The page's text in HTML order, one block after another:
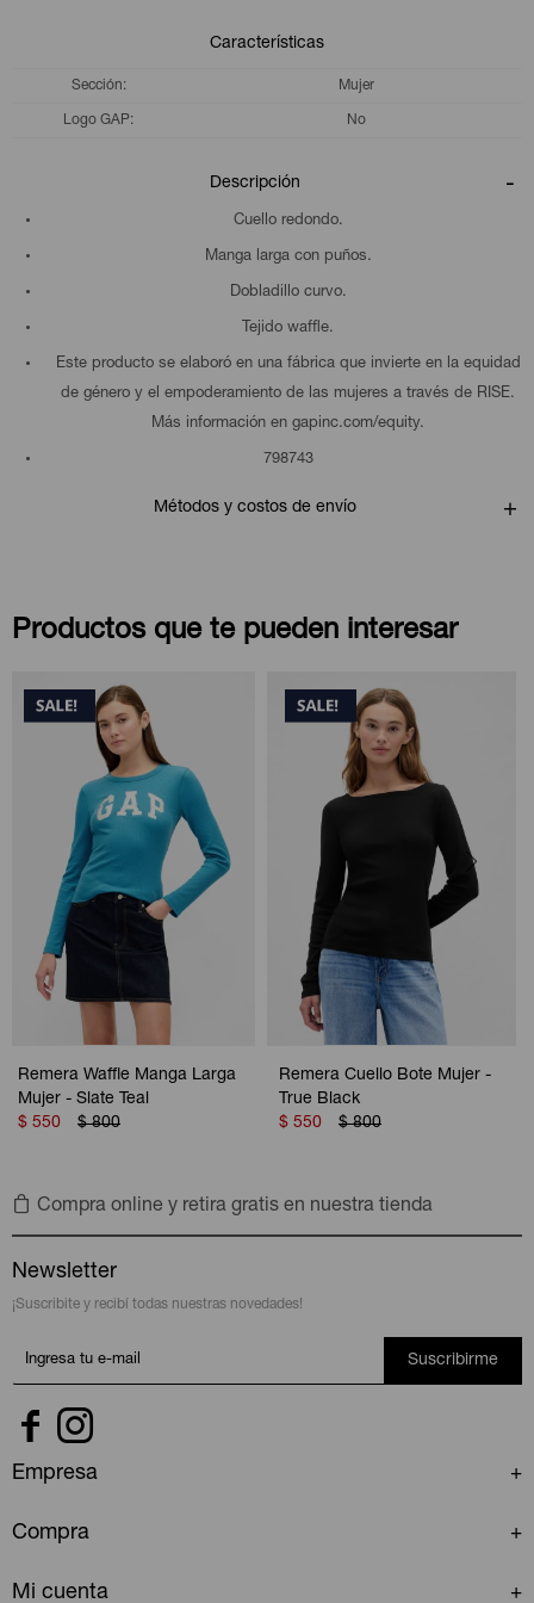
Características
Sección Mujer
Logo GAP No
Descripción
Cuello redondo.
Manga larga con puños.
Dobladillo curvo.
Tejido waffle.
Este producto se elaboró en una fábrica que invierte en la equidad
de género y el empoderamiento de las mujeres a través de RISE.
Más información en gapinc.com/equity.
798743
Métodos y costos de envío
Productos que te pueden interesar
Remera Waffle Manga Larga
Mujer - Slate Teal
$ 550 $ 800
Remera Cuello Bote Mujer -
True Black
$ 550 $ 800
Compra online y retira gratis en nuestra tienda
Newsletter
¡Suscribite y recibí todas nuestras novedades!
Suscribirme
 
Empresa
Compra
Mi cuenta